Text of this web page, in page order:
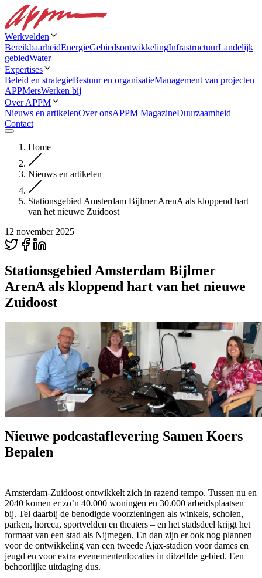
Werkvelden
BereikbaarheidEnergieGebiedsontwikkelingInfrastructuurLandelijk
gebiedWater
Expertises
Beleid en strategieBestuur en organisatieManagement van projecten
APPMersWerken bij
Over APPM
Nieuws en artikelenOver onsAPPM MagazineDuurzaamheid
Contact
Home
Nieuws en artikelen
Stationsgebied Amsterdam Bijlmer ArenA als kloppend hart
van het nieuwe Zuidoost
12 november 2025
Stationsgebied Amsterdam Bijlmer
ArenA als kloppend hart van het nieuwe
Zuidoost
Nieuwe podcastaflevering Samen Koers
Bepalen
Amsterdam-Zuidoost ontwikkelt zich in razend tempo. Tussen nu en
2040 komen er zo’n 40.000 woningen en 30.000 arbeidsplaatsen
bij. Tel daarbij de benodigde voorzieningen als winkels, scholen,
parken, horeca, sportvelden en theaters – en het stadsdeel krijgt het
formaat van een stad als Nijmegen. En dan zijn er ook nog plannen
voor de ontwikkeling van een tweede Ajax-stadion voor dames en
jeugd en voor extra evenementenlocaties in ditzelfde gebied. Een
behoorlijke uitdaging dus.